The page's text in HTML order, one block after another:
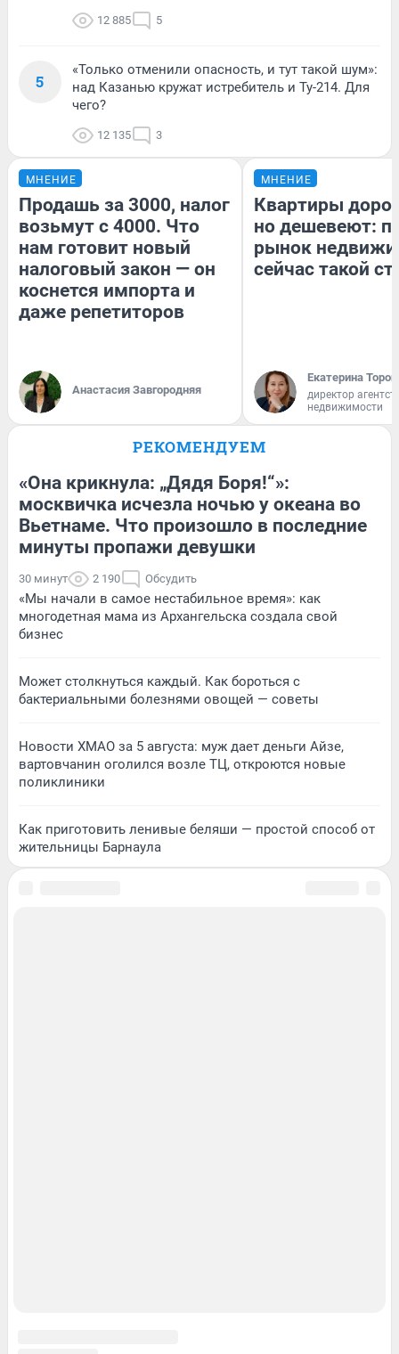
12 885 5
5
«Только отменили опасность, и тут такой шум»:
над Казанью кружат истребитель и Ту-214. Для
чего?
12 135 3
МНЕНИЕ
Продашь за 3000, налог
возьмут с 4000. Что
нам готовит новый
налоговый закон — он
коснется импорта и
даже репетиторов
Анастасия Завгородняя
МНЕНИЕ
Квартиры
но дешевеют:
рынок
сейчас такой
Екатерина
директор
недвижимости
РЕКОМЕНДУЕМ
«Она крикнула: „Дядя Боря!“»:
москвичка исчезла ночью у океана во
Вьетнаме. Что произошло в последние
минуты пропажи девушки
30 минут 2 190 Обсудить
«Мы начали в самое нестабильное время»: как
многодетная мама из Архангельска создала свой
бизнес
Может столкнуться каждый. Как бороться с
бактериальными болезнями овощей — советы
Новости ХМАО за 5 августа: муж дает деньги Айзе,
вартовчанин оголился возле ТЦ, откроются новые
поликлиники
Как приготовить ленивые беляши — простой способ от
жительницы Барнаула